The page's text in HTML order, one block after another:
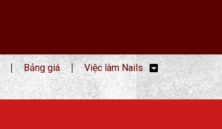
Bảng giá Việc làm Nails